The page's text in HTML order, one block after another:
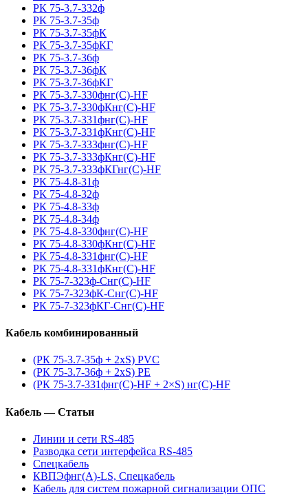
РК 75-3.7-332ф
РК 75-3.7-35ф
РК 75-3.7-35фК
РК 75-3.7-35фКГ
РК 75-3.7-36ф
РК 75-3.7-36фК
РК 75-3.7-36фКГ
РК 75-3.7-330фнг(С)-HF
РК 75-3.7-330фКнг(С)-HF
РК 75-3.7-331фнг(С)-HF
РК 75-3.7-331фКнг(С)-HF
РК 75-3.7-333фнг(С)-HF
РК 75-3.7-333фКнг(С)-HF
РК 75-3.7-333фКГнг(С)-HF
РК 75-4.8-31ф
РК 75-4.8-32ф
РК 75-4.8-33ф
РК 75-4.8-34ф
РК 75-4.8-330фнг(С)-HF
РК 75-4.8-330фКнг(С)-HF
РК 75-4.8-331фнг(С)-HF
РК 75-4.8-331фКнг(С)-HF
РК 75-7-323ф-Снг(С)-HF
РК 75-7-323фК-Снг(С)-HF
РК 75-7-323фКГ-Снг(С)-HF
Кабель комбинированный
(РК 75-3.7-35ф + 2xS) PVC
(РК 75-3.7-36ф + 2xS) PE
(РК 75-3.7-331фнг(С)-HF + 2×S) нг(С)-HF
Кабель — Статьи
Линии и сети RS-485
Разводка сети интерфейса RS-485
Спецкабель
КВПЭфнг(А)-LS, Спецкабель
Кабель для систем пожарной сигнализации ОПС